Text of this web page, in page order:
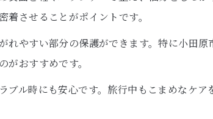
させることがポイントです。
やすい部分の保護ができます。特に小田原
おすすめです。
ル時にも安心です。旅行中もこまめなケア